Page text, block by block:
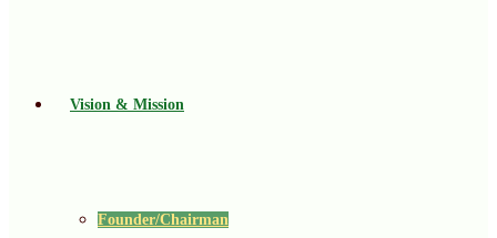
Vision & Mission
Founder/Chairman